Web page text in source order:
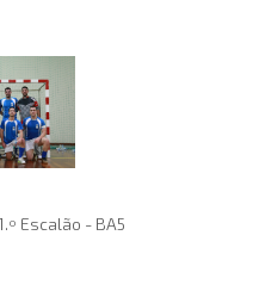
Escalão - BA5